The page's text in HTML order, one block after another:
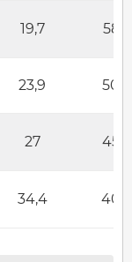
19,7 58
23,9 50
27 45
34,4 40